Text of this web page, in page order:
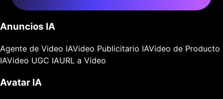
Anuncios IA
Agente de Video IAVideo Publicitario IAVideo de Producto
IAVideo UGC IAURL a Video
Avatar IA